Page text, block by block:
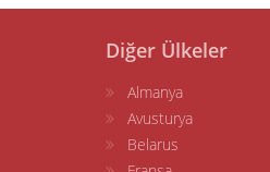
Diğer Ülkeler
Almanya
Avusturya
Belarus